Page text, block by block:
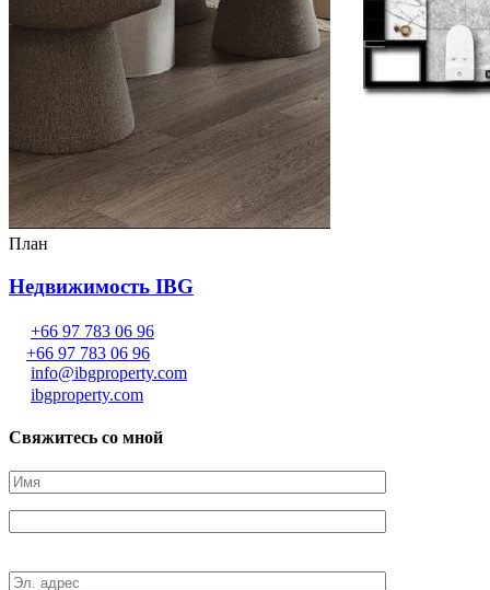
План
Недвижимость IBG
+66 97 783 06 96
+66 97 783 06 96
info@ibgproperty.com
ibgproperty.com
Свяжитесь со мной